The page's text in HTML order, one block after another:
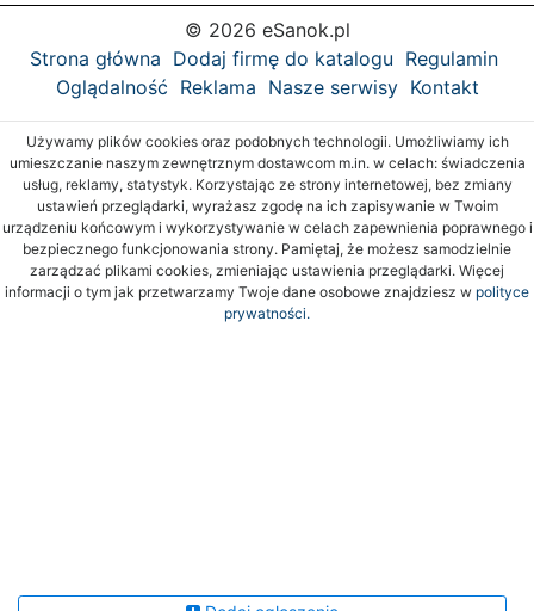
© 2026 eSanok.pl
Strona główna Dodaj firmę do katalogu Regulamin
Oglądalność Reklama Nasze serwisy Kontakt
Używamy plików cookies oraz podobnych technologii. Umożliwiamy ich
umieszczanie naszym zewnętrznym dostawcom m.in. w celach: świadczenia
usług, reklamy, statystyk. Korzystając ze strony internetowej, bez zmiany
ustawień przeglądarki, wyrażasz zgodę na ich zapisywanie w Twoim
urządzeniu końcowym i wykorzystywanie w celach zapewnienia poprawnego i
bezpiecznego funkcjonowania strony. Pamiętaj, że możesz samodzielnie
zarządzać plikami cookies, zmieniając ustawienia przeglądarki. Więcej
informacji o tym jak przetwarzamy Twoje dane osobowe znajdziesz w polityce
prywatności.